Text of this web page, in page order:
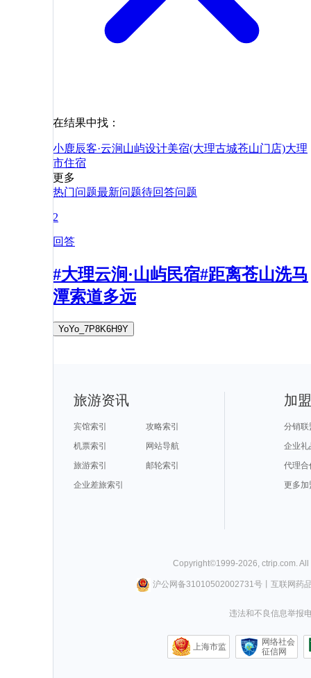
在结果中找：
小鹿辰客·云涧山屿设计美宿(大理古城苍山门店)大理
市住宿
更多
热门问题最新问题待回答问题
2
回答
#大理云涧·山屿民宿#距离苍山洗马
潭索道多远
YoYo_7P8K6H9Y
旅游资讯
宾馆索引
攻略索引
机票索引
网站导航
旅游索引
邮轮索引
企业差旅索引
加
分销联
企业礼
代理合
更多加
Copyright©1999-2026 ctrip.com .
沪公网备31010502002731号丨 互联网药
违法和不良信息举报
上海市监
网络社会
征信网